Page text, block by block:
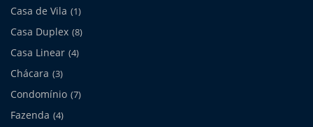
Casa de Vila (1)
Casa Duplex (8)
Casa Linear (4)
Chácara (3)
Condomínio (7)
Fazenda (4)